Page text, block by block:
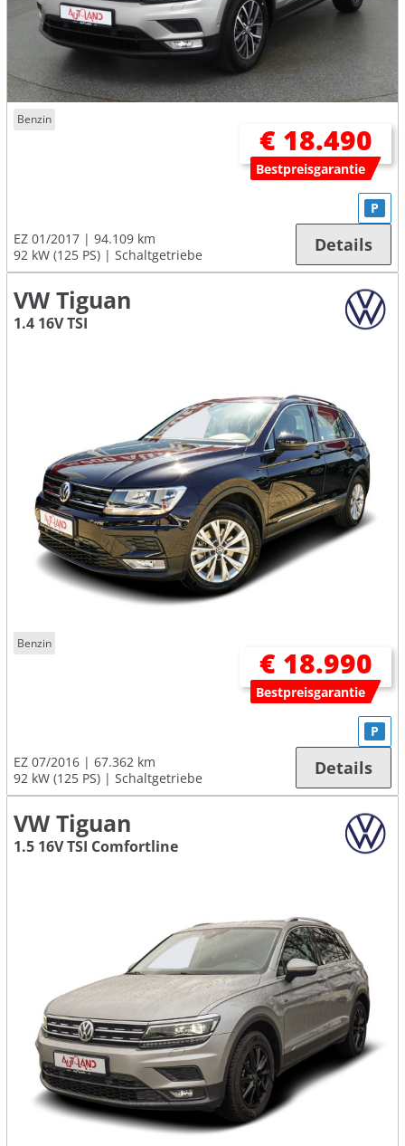
Benzin
€ 18.490
Bestpreisgarantie
EZ 01/2017
94.109 km
92 kW (125 PS)
Schaltgetriebe
P
Details
VW Tiguan
1.4 16V TSI
Benzin
€ 18.990
Bestpreisgarantie
EZ 07/2016
67.362 km
92 kW (125 PS)
Schaltgetriebe
P
Details
VW Tiguan
1.5 16V TSI Comfortline